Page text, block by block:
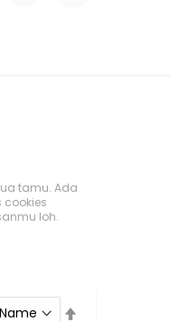
Kotak Kaca
Lampu
tamu. Ada
cookies
loh.